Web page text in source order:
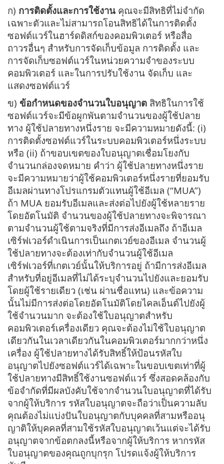
ก) การติดตั้งและการใช้งาน คุณจะมีสิทธิที่ไม่จำกัด
เฉพาะตัวและไม่สามารถโอนสิทธิได้ในการติดตั้ง
ซอฟต์แวร์ในฮาร์ดดิสก์ของคอมพิวเตอร์ หรือสื่อ
ถาวรอื่นๆ สำหรับการจัดเก็บข้อมูล การติดตั้ง และ
การจัดเก็บซอฟต์แวร์ในหน่วยความจำของระบบ
คอมพิวเตอร์ และในการปรับใช้งาน จัดเก็บ และ
แสดงซอฟต์แวร์
ข) ข้อกำหนดของจำนวนใบอนุญาต สิทธิในการใช้
ซอฟต์แวร์จะมีข้อผูกพันตามจำนวนของผู้ใช้ปลาย
ทาง ผู้ใช้ปลายทางหนึ่งราย จะมีความหมายดังนี้: (i)
การติดตั้งซอฟต์แวร์ในระบบคอมพิวเตอร์หนึ่งระบบ
หรือ (ii) ถ้าขอบเขตของใบอนุญาตเชื่อมโยงกับ
จำนวนกล่องจดหมาย คำว่า ผู้ใช้ปลายทางหนึ่งราย
จะมีความหมายว่าผู้ใช้คอมพิวเตอร์หนึ่งรายที่ยอมรับ
อีเมลผ่านทางโปรแกรมตัวแทนผู้ใช้อีเมล (“MUA”)
ถ้า MUA ยอมรับอีเมลและส่งต่อไปยังผู้ใช้หลายราย
โดยอัตโนมัติ จำนวนของผู้ใช้ปลายทางจะพิจารณา
ตามจำนวนผู้ใช้ตามจริงที่มีการส่งอีเมลถึง ถ้าอีเมล
เซิร์ฟเวอร์ดำเนินการเป็นเกตเวย์ของอีเมล จำนวนผู้
ใช้ปลายทางจะต้องเท่ากับจำนวนผู้ใช้อีเมล
เซิร์ฟเวอร์ที่เกตเวย์นั้นให้บริการอยู่ ถ้ามีการส่งอีเมล
สำหรับที่อยู่อีเมลที่ไม่ได้ระบุจำนวนไปยังและยอมรับ
โดยผู้ใช้รายเดียว (เช่น ผ่านชื่อแทน) และข้อความ
นั้นไม่มีการส่งต่อโดยอัตโนมัติโดยไคลเอ็นต์ไปยังผู้
ใช้จำนวนมาก จะต้องใช้ใบอนุญาตสำหรับ
คอมพิวเตอร์เครื่องเดียว คุณจะต้องไม่ใช้ใบอนุญาต
เดียวกันในเวลาเดียวกันในคอมพิวเตอร์มากกว่าหนึ่ง
เครื่อง ผู้ใช้ปลายทางได้รับสิทธิ์ให้ป้อนรหัสใบ
อนุญาตไปยังซอฟต์แวร์ได้เฉพาะในขอบเขตเท่าที่ผู้
ใช้ปลายทางมีสิทธิ์ใช้งานซอฟต์แวร์ ซึ่งสอดคล้องกับ
ข้อจำกัดที่มีผลบังคับใช้จากจำนวนใบอนุญาตที่ได้รับ
จากผู้ให้บริการ รหัสใบอนุญาตจะถือว่าเป็นความลับ
คุณต้องไม่แบ่งปันใบอนุญาตกับบุคคลที่สามหรืออนุ
ญาติให้บุคคลที่สามใช้รหัสใบอนุญาตเว้นแต่จะได้รับ
อนุญาตจากข้อตกลงนี้หรือจากผู้ให้บริการ หากรหัส
ใบอนุญาตของคุณถูกบุกรุก โปรดแจ้งผู้ให้บริการ